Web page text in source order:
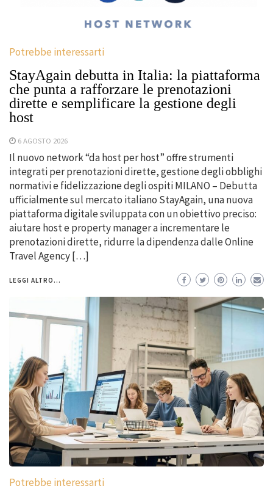
Potrebbe interessarti
StayAgain debutta in Italia: la piattaforma
che punta a rafforzare le prenotazioni
dirette e semplificare la gestione degli
host
6 AGOSTO 2026
Il nuovo network “da host per host” offre strumenti
integrati per prenotazioni dirette, gestione degli obblighi
normativi e fidelizzazione degli ospiti MILANO – Debutta
ufficialmente sul mercato italiano StayAgain, una nuova
piattaforma digitale sviluppata con un obiettivo preciso:
aiutare host e property manager a incrementare le
prenotazioni dirette, ridurre la dipendenza dalle Online
Travel Agency […]
LEGGI ALTRO...
Potrebbe interessarti